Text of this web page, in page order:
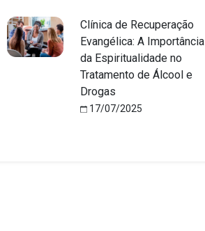
Clínica de Recuperação
Evangélica: A Importância
da Espiritualidade no
Tratamento de Álcool e
Drogas
17/07/2025